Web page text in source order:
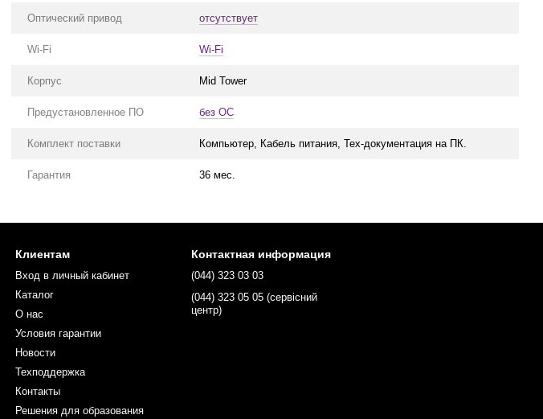
Оптический привод отсутствует
Wi-Fi Wi-Fi
Корпус Mid Tower
Предустановленное ПО без ОС
Комплект поставки Компьютер, Кабель питания, Тех-документация на ПК.
Гарантия 36 мес.
Клиентам
Вход в личный кабинет
Каталог
О нас
Условия гарантии
Новости
Техподдержка
Контакты
Решения для образования
Контактная информация
(044) 323 03 03
(044) 323 05 05 (сервісний
центр)